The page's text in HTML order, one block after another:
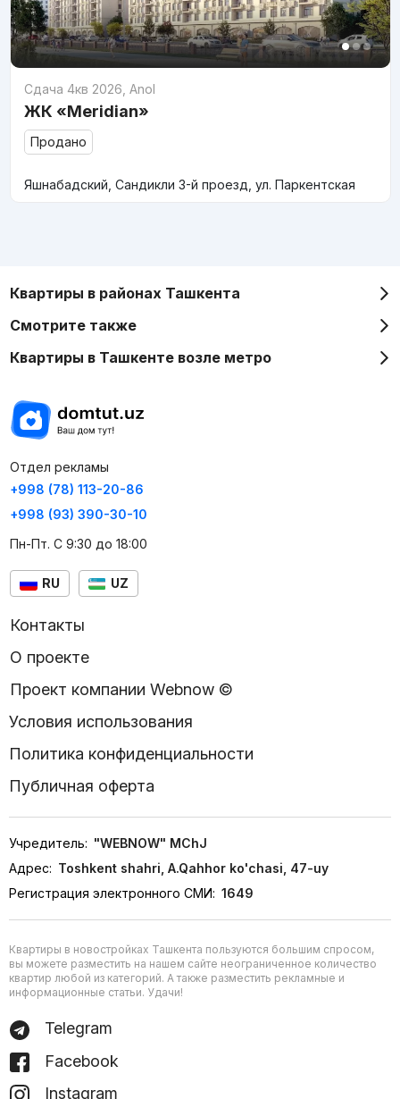
Сдача 4кв 2026 Anol
ЖК «Meridian»
Продано
Яшнабадский, Сандикли 3-й проезд, ул. Паркентская
Квартиры в районах Ташкента
Смотрите также
Квартиры в Ташкенте возле метро
Отдел рекламы
+998 (78) 113-20-86
+998 (93) 390-30-10
Пн-Пт. С 9:30 до 18:00
RU UZ
Контакты
О проекте
Проект компании Webnow ©
Условия использования
Политика конфиденциальности
Публичная оферта
Учредитель: "WEBNOW" MChJ
Адрес: Toshkent shahri, A.Qahhor ko'chasi, 47-uy
Регистрация электронного СМИ: 1649
Квартиры в новостройках Ташкента пользуются большим спросом,
вы можете разместить на нашем сайте неограниченное количество
квартир любой из категорий. А также разместить рекламные и
информационные статьи. Удачи!
Telegram
Facebook
Instagram